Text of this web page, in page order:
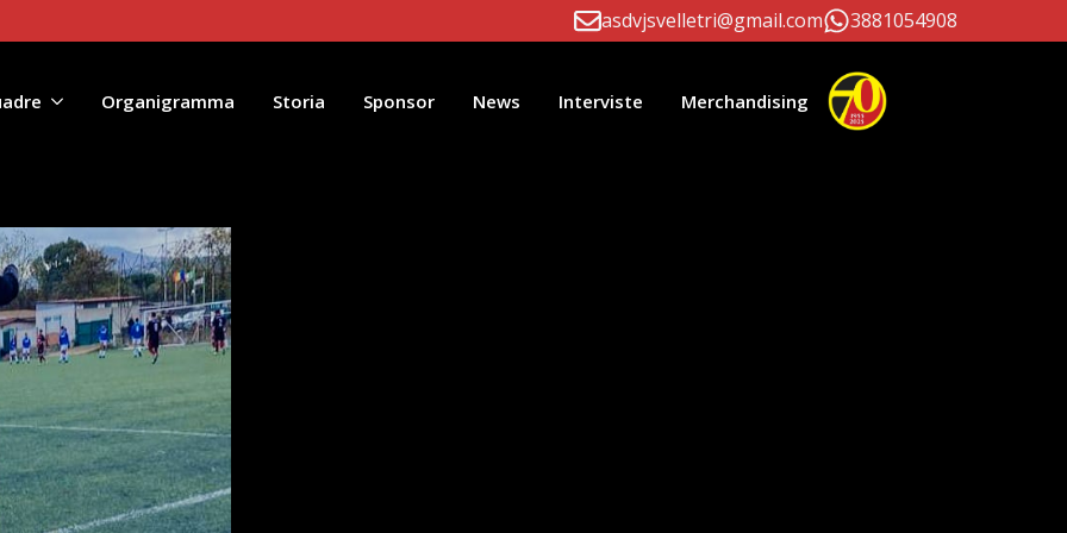
asdvjsvelletri@gmail.com 3881054908
Organigramma Storia Sponsor News Interviste Merchandising
2022